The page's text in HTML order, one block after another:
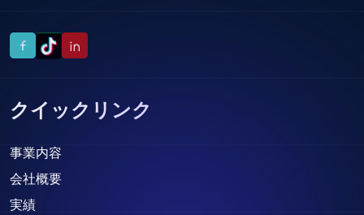
クイックリンク
事業内容
会社概要
実績